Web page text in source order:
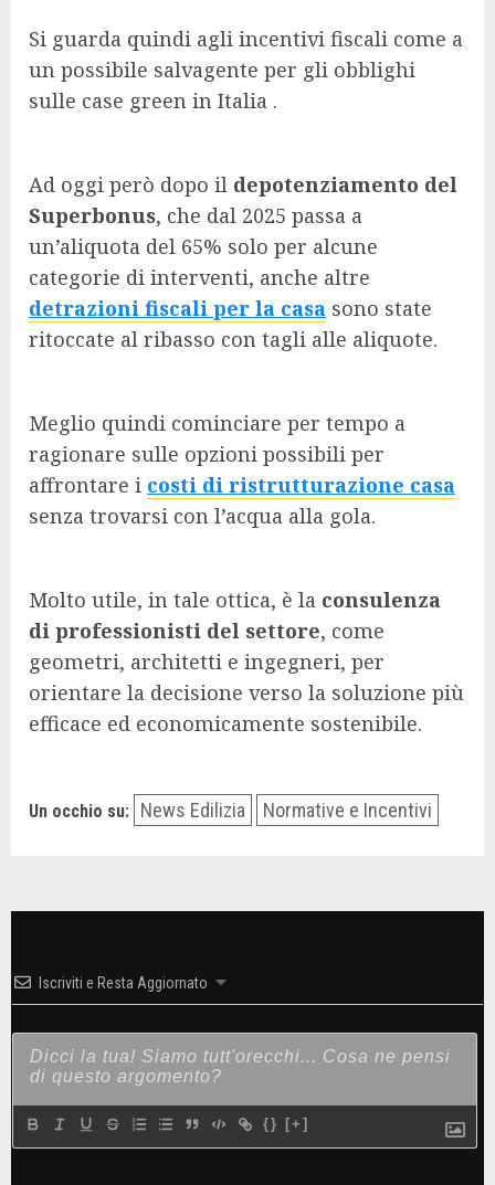
Si guarda quindi agli incentivi fiscali come a
un possibile salvagente per gli obblighi
sulle case green in Italia .
Ad oggi però dopo il depotenziamento del
Superbonus, che dal 2025 passa a
un’aliquota del 65% solo per alcune
categorie di interventi, anche altre
detrazioni fiscali per la casa sono state
ritoccate al ribasso con tagli alle aliquote.
Meglio quindi cominciare per tempo a
ragionare sulle opzioni possibili per
affrontare i costi di ristrutturazione casa
senza trovarsi con l’acqua alla gola.
Molto utile, in tale ottica, è la consulenza
di professionisti del settore, come
geometri, architetti e ingegneri, per
orientare la decisione verso la soluzione più
efficace ed economicamente sostenibile.
Un occhio su: News Edilizia Normative e Incentivi
Iscriviti e Resta Aggiornato
{} [+]